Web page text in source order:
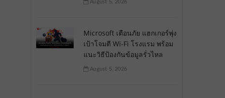
August 5, 2026
Microsoft เตือนภัย แฮกเกอร์พุ่ง
เป้าโจมตี Wi-Fi โรงแรม พร้อม
แนะวิธีป้องกันข้อมูลรั่วไหล
August 5, 2026